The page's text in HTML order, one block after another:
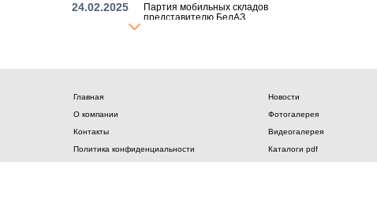
24.02.2025
Партия мобильных складов
представителю БелАЗ
03.02.2025
Стационарный шиномонтажный
угледобывающего предприятия
20.12.2024
Шинный манипулятор TH3800-
57 в Свердловскую область
Главная
О компании
Контакты
Политика конфиденциальности
Новости
Фотогалерея
Видеогалерея
Каталоги pdf